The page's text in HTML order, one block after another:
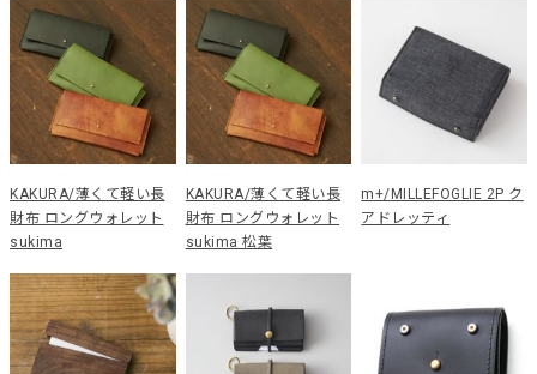
KAKURA/薄くて軽い長
財布 ロングウォレット
sukima
KAKURA/薄くて軽い長
財布 ロングウォレット
sukima 松葉
m+/MILLEFOGLIE 2P ク
アドレッティ